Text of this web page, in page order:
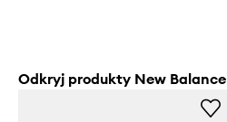
Odkryj produkty New Balance